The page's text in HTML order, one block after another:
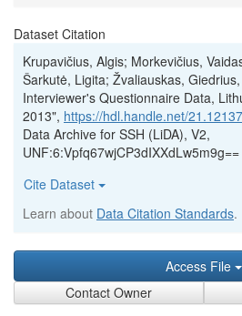
Dataset Citation
Krupavičius, Algis; Morkevičius,
Šarkutė, Ligita; Žvaliauskas,
Interviewer's Questionnaire Data,
2013", https://hdl.handle.net/
Data Archive for SSH (LiDA), V2,
Cite Dataset
Learn about Data Citation Standards.
Access File
Contact Owner